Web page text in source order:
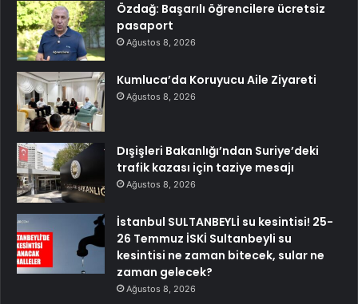
Özdağ: Başarılı öğrencilere ücretsiz
pasaport
Ağustos 8, 2026
Kumluca’da Koruyucu Aile Ziyareti
Ağustos 8, 2026
Dışişleri Bakanlığı’ndan Suriye’deki
trafik kazası için taziye mesajı
Ağustos 8, 2026
İstanbul SULTANBEYLİ su kesintisi! 25-
26 Temmuz İSKİ Sultanbeyli su
kesintisi ne zaman bitecek, sular ne
zaman gelecek?
Ağustos 8, 2026